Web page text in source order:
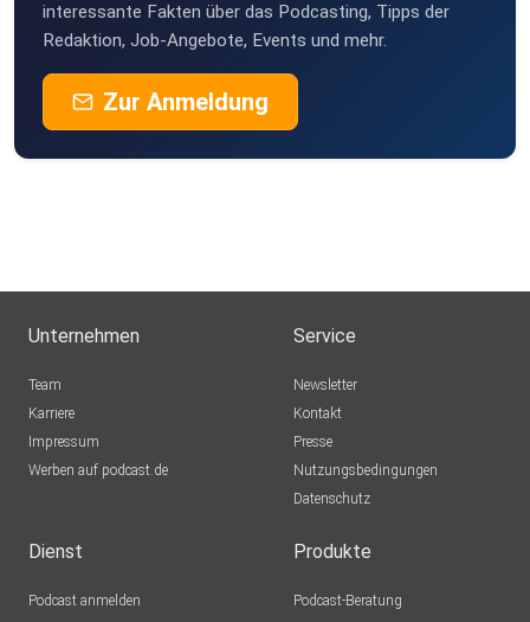
interessante Fakten über das Podcasting, Tipps der
Redaktion, Job-Angebote, Events und mehr.
Zur Anmeldung
Unternehmen
Team
Karriere
Impressum
Werben auf podcast.de
Service
Newsletter
Kontakt
Presse
Nutzungsbedingungen
Datenschutz
Dienst
Podcast anmelden
Produkte
Podcast-Beratung